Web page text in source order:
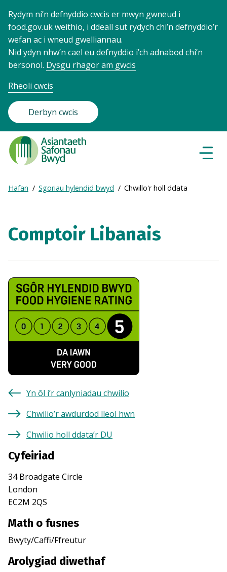
Rydym ni’n defnyddio cwcis er mwyn gwneud i
food.gov.uk weithio, i ddeall sut rydych chi’n defnyddio’r
wefan ac i wneud gwelliannau.
Nid ydyn nhw’n cael eu defnyddio i’ch adnabod chi’n
bersonol. Dysgu rhagor am gwcis
Rheoli cwcis
Derbyn cwcis
Food
Standards
Agency
Frontpage
Breadcrumb
Expand
breadcrumb
Hafan Sgoriau hylendid bwyd Chwillo'r holl ddata
Comptoir Libanais
Yn ôl i’r canlyniadau chwilio
Chwilio’r awdurdod lleol hwn
Chwilio holl ddata’r DU
Cyfeiriad
34 Broadgate Circle
London
EC2M 2QS
Math o fusnes
Bwyty/Caffi/Ffreutur
Arolygiad diwethaf